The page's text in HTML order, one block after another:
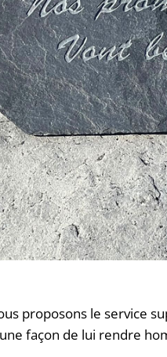
proposons le service
façon de lui rendre